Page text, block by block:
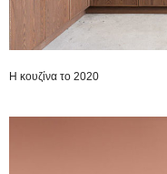
H κουζίνα το 2020